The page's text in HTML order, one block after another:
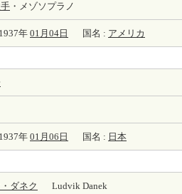
・メゾソプラノ
年01月04日 国名 : アメリカ
年01月06日 国名 : 日本
ダネク Ludvik Danek